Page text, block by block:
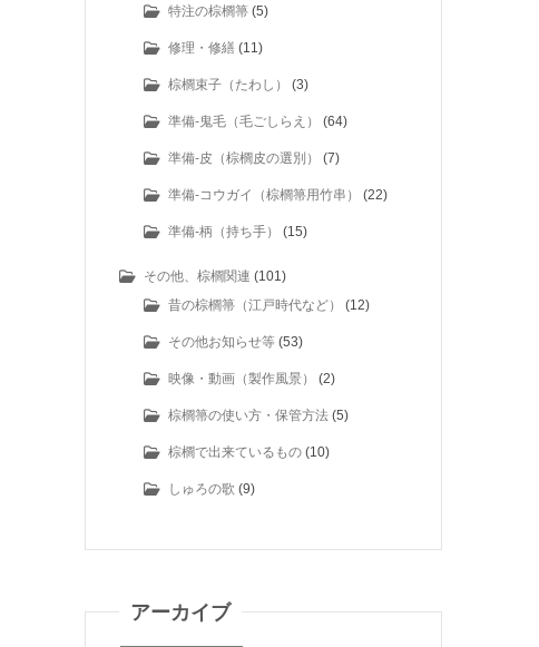
特注の棕櫚箒 (5)
修理・修繕 (11)
棕櫚束子（たわし） (3)
準備-鬼毛（毛ごしらえ） (64)
準備-皮（棕櫚皮の選別） (7)
準備-コウガイ（棕櫚箒用竹串） (22)
準備-柄（持ち手） (15)
その他、棕櫚関連 (101)
昔の棕櫚箒（江戸時代など）
(12)
その他お知らせ等 (53)
映像・動画（製作風景） (2)
棕櫚箒の使い方・保管方法 (5)
棕櫚で出来ているもの (10)
しゅろの歌 (9)
アーカイブ